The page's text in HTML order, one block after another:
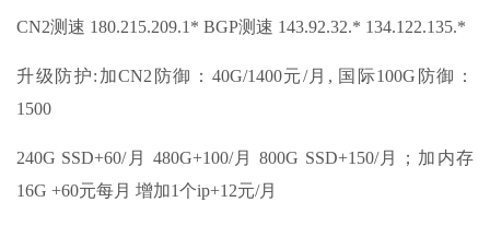
CN2测速 180.215.209.1* BGP测速 143.92.32.* 134.122.135.*
升级防护:加CN2防御：40G/1400元/月, 国际100G防御：
1500
240G SSD+60/月 480G+100/月 800G SSD+150/月；加内存
16G +60元每月 增加1个ip+12元/月